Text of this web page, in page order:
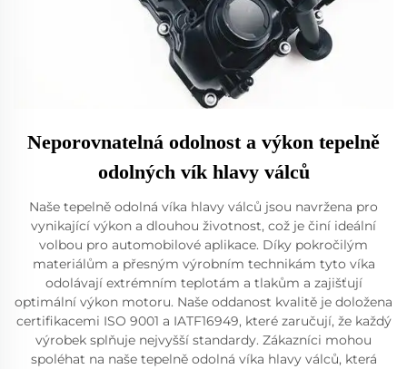
Neporovnatelná odolnost a výkon tepelně
odolných vík hlavy válců
Naše tepelně odolná víka hlavy válců jsou navržena pro
vynikající výkon a dlouhou životnost, což je činí ideální
volbou pro automobilové aplikace. Díky pokročilým
materiálům a přesným výrobním technikám tyto víka
odolávají extrémním teplotám a tlakům a zajišťují
optimální výkon motoru. Naše oddanost kvalitě je doložena
certifikacemi ISO 9001 a IATF16949, které zaručují, že každý
výrobek splňuje nejvyšší standardy. Zákazníci mohou
spoléhat na naše tepelně odolná víka hlavy válců, která